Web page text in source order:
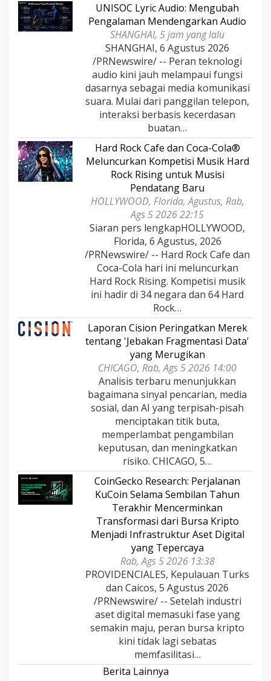
UNISOC Lyric Audio: Mengubah
Pengalaman Mendengarkan Audio
SHANGHAI, 5 jam yang lalu
SHANGHAI, 6 Agustus 2026
/PRNewswire/ -- Peran teknologi
audio kini jauh melampaui fungsi
dasarnya sebagai media komunikasi
suara. Mulai dari panggilan telepon,
interaksi berbasis kecerdasan
buatan…
Hard Rock Cafe dan Coca-Cola®
Meluncurkan Kompetisi Musik Hard
Rock Rising untuk Musisi
Pendatang Baru
HOLLYWOOD, Florida, Agustus, Rab,
Ags 5 2026 22:15
Siaran pers lengkapHOLLYWOOD,
Florida, 6 Agustus, 2026
/PRNewswire/ -- Hard Rock Cafe dan
Coca-Cola hari ini meluncurkan
Hard Rock Rising. Kompetisi musik
ini hadir di 34 negara dan 64 Hard
Rock…
Laporan Cision Peringatkan Merek
tentang 'Jebakan Fragmentasi Data'
yang Merugikan
CHICAGO, Rab, Ags 5 2026 14:00
Analisis terbaru menunjukkan
bagaimana sinyal pencarian, media
sosial, dan AI yang terpisah-pisah
menciptakan titik buta,
memperlambat pengambilan
keputusan, dan meningkatkan
risiko. CHICAGO, 5…
CoinGecko Research: Perjalanan
KuCoin Selama Sembilan Tahun
Terakhir Mencerminkan
Transformasi dari Bursa Kripto
Menjadi Infrastruktur Aset Digital
yang Tepercaya
Rab, Ags 5 2026 13:38
PROVIDENCIALES, Kepulauan Turks
dan Caicos, 5 Agustus 2026
/PRNewswire/ -- Setelah industri
aset digital memasuki fase yang
semakin maju, peran bursa kripto
kini tidak lagi sebatas
memfasilitasi…
Berita Lainnya